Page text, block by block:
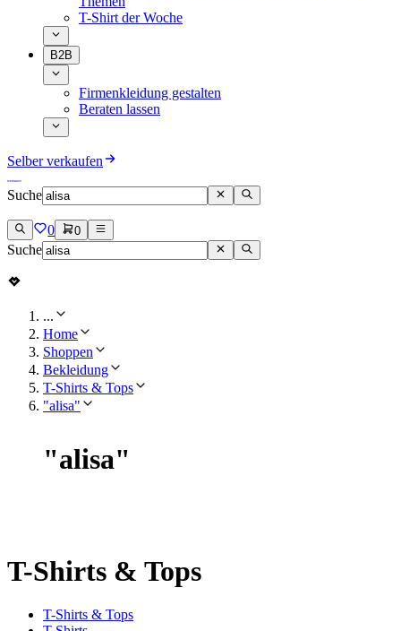
T-Shirt der Woche
B2B
Firmenkleidung gestalten
Beraten lassen
Selber verkaufen
Suche
0 0
Suche
...
Home
Shoppen
Bekleidung
T-Shirts & Tops
"alisa"
"alisa"
T-Shirts & Tops
T-Shirts & Tops